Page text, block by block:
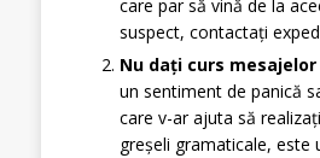
care par să vină de la
suspect, contactați
Nu dați curs
un sentiment de panică
care v-ar ajuta să
greșeli gramaticale,